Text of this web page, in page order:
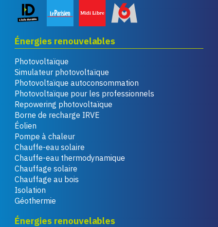
Énergies renouvelables
Photovoltaïque
Simulateur photovoltaïque
Photovoltaïque autoconsommation
Photovoltaïque pour les professionnels
Repowering photovoltaïque
Borne de recharge IRVE
Éolien
Pompe à chaleur
Chauffe-eau solaire
Chauffe-eau thermodynamique
Chauffage solaire
Chauffage au bois
Isolation
Géothermie
Énergies renouvelables